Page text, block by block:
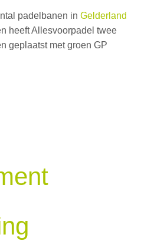
padelbanen in Gelderland
heeft Allesvoorpadel twee
geplaatst met groen GP